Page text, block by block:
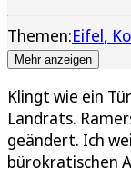
Themen:Eifel
Mehr anzeigen
Klingt wie ein
Landrats.
geändert. Ich
bürokratischen